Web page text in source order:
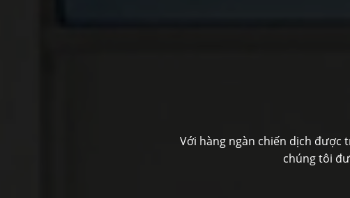
Với hàng ngàn chiến dịch được
chúng tôi